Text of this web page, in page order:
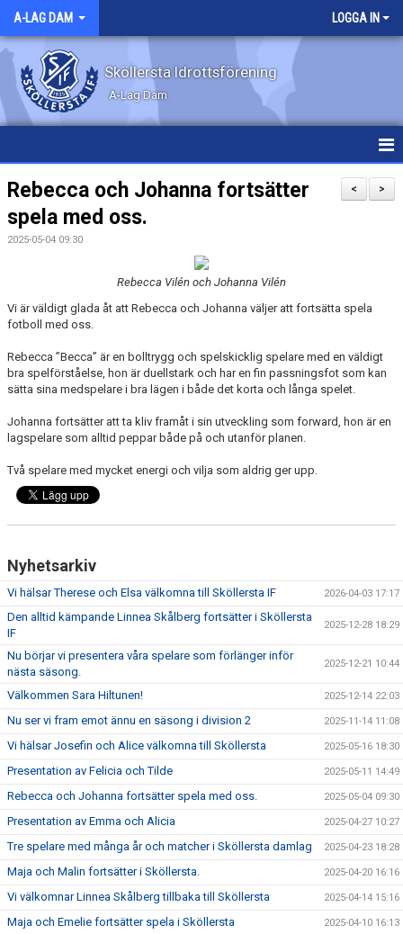
A-LAG DAM LOGGA IN
Sköllersta Idrottsförening
A-Lag Dam
HEM
NYHETER
BILDGALLERI
>
<
Rebecca och Johanna fortsätter
spela med oss.
2025-05-04 09:30
Rebecca Vilén och Johanna Vilén
Vi är väldigt glada åt att Rebecca och Johanna väljer att fortsätta spela
fotboll med oss.
Rebecca ”Becca” är en bolltrygg och spelskicklig spelare med en väldigt
bra spelförståelse, hon är duellstark och har en fin passningsfot som kan
sätta sina medspelare i bra lägen i både det korta och långa spelet.
Johanna fortsätter att ta kliv framåt i sin utveckling som forward, hon är en
lagspelare som alltid peppar både på och utanför planen.
Två spelare med mycket energi och vilja som aldrig ger upp.
Nyhetsarkiv
Vi hälsar Therese och Elsa välkomna till Sköllersta IF 2026-04-03 17:17
Den alltid kämpande Linnea Skålberg fortsätter i Sköllersta
IF
2025-12-28 18:29
Nu börjar vi presentera våra spelare som förlänger inför
nästa säsong.
2025-12-21 10:44
Välkommen Sara Hiltunen! 2025-12-14 22:03
Nu ser vi fram emot ännu en säsong i division 2 2025-11-14 11:08
Vi hälsar Josefin och Alice välkomna till Sköllersta 2025-05-16 18:30
Presentation av Felicia och Tilde 2025-05-11 14:49
Rebecca och Johanna fortsätter spela med oss. 2025-05-04 09:30
Presentation av Emma och Alicia 2025-04-27 10:27
Tre spelare med många år och matcher i Sköllersta damlag 2025-04-23 18:28
Maja och Malin fortsätter i Sköllersta. 2025-04-20 16:16
Vi välkomnar Linnea Skålberg tillbaka till Sköllersta 2025-04-14 15:16
Maja och Emelie fortsätter spela i Sköllersta 2025-04-10 16:13